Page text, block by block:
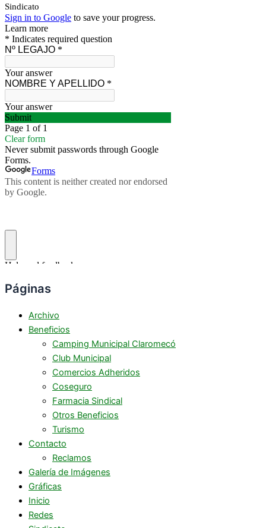
Páginas
Archivo
Beneficios
Camping Municipal Claromecó
Club Municipal
Comercios Adheridos
Coseguro
Farmacia Sindical
Otros Beneficios
Turismo
Contacto
Reclamos
Galería de Imágenes
Gráficas
Inicio
Redes